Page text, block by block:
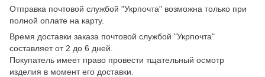
Отправка почтовой службой "Укрпочта" возможна только при
полной оплате на карту.
Время доставки заказа почтовой службой "Укрпочта"
составляет от 2 до 6 дней.
Покупатель имеет право провести тщательный осмотр
изделия в момент его доставки.